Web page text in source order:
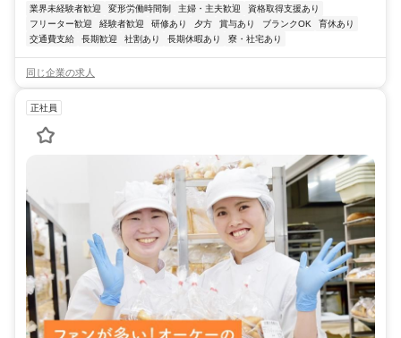
業界未経験者歓迎 変形労働時間制 主婦・主夫歓迎
資格取得支援あり
フリーター歓迎
経験者歓迎 研修あり 夕方 賞与あり ブランクOK
育休あり
交通費支給
長期歓迎 社割あり 長期休暇あり 寮・社宅あり
同じ企業の求人
正社員